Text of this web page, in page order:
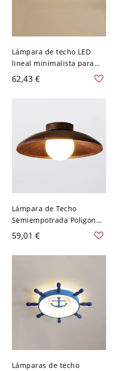
Lámpara de techo LED
lineal minimalista para
sala y dormitorio - Negro
110 A 120 V 59,69 cm
62,43 €
Lámpara de Techo
Semiempotrada Poligonal,
1 Luz Simple Bi-pin
Aleación con Pantalla
Vítrea, 110V-120V, Nogal
59,01 €
Lámparas de techo